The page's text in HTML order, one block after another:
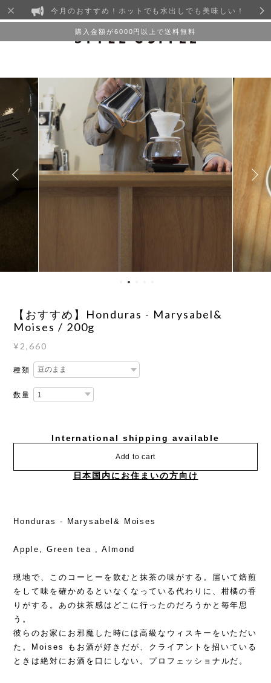
今月のおすすめ！ホットでも水出しでも美味しい！
購入金額が6000円以上で送料無料
【おすすめ】Honduras - Marysabel&
Moises / 200g
¥2,660
種類
数量
International shipping available
Add to cart
日本国内にお住まいの方向け
Honduras - Marysabel& Moises
Apple, Green tea , Almond
現地で、このコーヒーを飲むと抹茶の味がする。届いて焙煎
をして味を確かめるといなくなっている代わりに、柑橘の香
りがする。あの抹茶感はどこに行ったのだろうかと毎年思
う。
彼らのお家にお邪魔した時には高級なウィスキーをいただい
た。Moises もお酒が好きだが、クライアントを招いている
ときは絶対にお酒を口にしない。プロフェッショナルだ。